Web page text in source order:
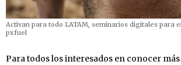
Activan para todo LATAM, seminarios digitales para
pxfuel
Para todos los interesados en conocer